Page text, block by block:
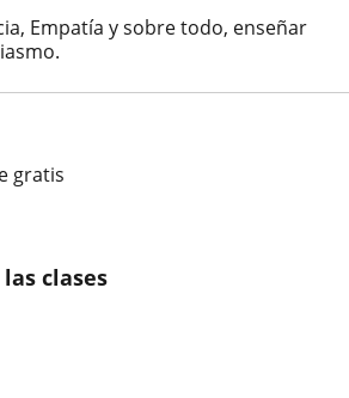
gratis
clases
Empatía y sobre todo, enseñar